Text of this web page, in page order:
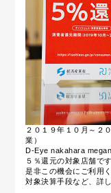
２０１９年１０月～２
業）
D-Eye nakahara
５％還元の対象店舗です
是非この機会にご利用く
対象決算手段など、詳